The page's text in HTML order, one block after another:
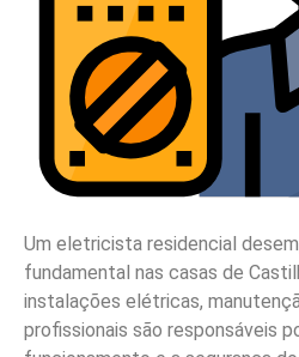
Um eletricista residencial
fundamental nas casas de
instalações elétricas,
profissionais são responsáveis